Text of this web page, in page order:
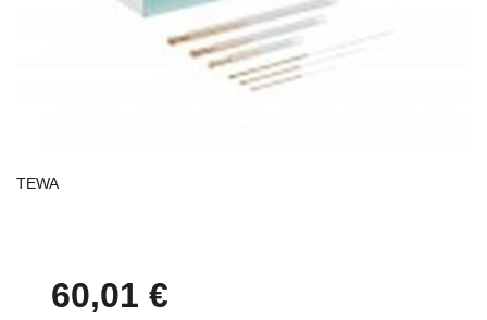
TEWA
60,01 €